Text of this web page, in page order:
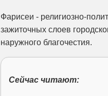
Фарисеи - религиозно-
зажиточных слоев
наружного благочестия.
Сейчас читают: